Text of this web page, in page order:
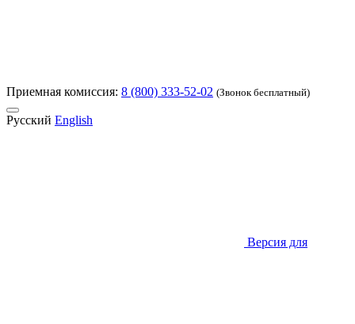
Приемная комиссия: 8 (800) 333-52-02 (Звонок бесплатный)
Русский English
Версия для